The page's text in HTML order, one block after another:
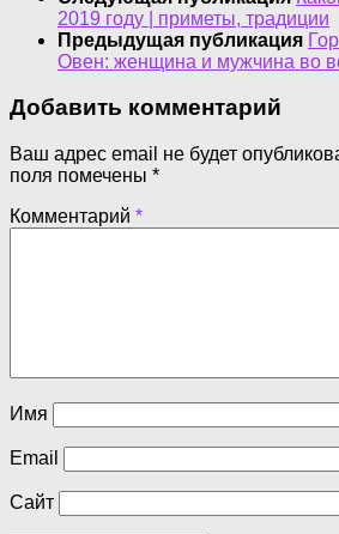
2019 году | приметы, традиции
Предыдущая публикация
Овен: женщина и мужчина во
Добавить комментарий
Ваш адрес email не будет
поля помечены *
Комментарий *
Имя
Email
Сайт